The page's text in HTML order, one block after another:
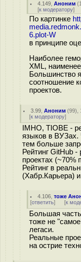
4.149 ,Аноним (
[к модератору]
По картинке
6.plot-W
в принципе
Наиболее
XML,
Большинство
соотношение
проектов.
3.99 ,Аноним (99),
[к модератору]
IMHO, TIOBE -
языков в ВУЗах.
тем больше
Рейтинг GitHub
проектах (~70%
Рейтинг в
(Хабр.Карьера)
4.106 ,тоже
[ответить] [к
Большая
тоже не
легаси.
Реальные
на острие